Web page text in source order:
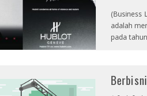
(Business
adalah
pada